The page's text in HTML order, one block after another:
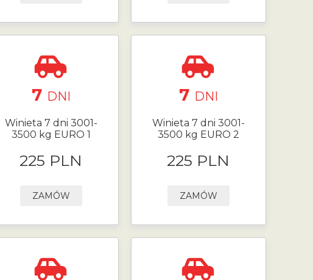
7 DNI
Winieta 7 dni 3001-
3500 kg EURO 1
225 PLN
ZAMÓW
7 DNI
Winieta 7 dni 3001-
3500 kg EURO 2
225 PLN
ZAMÓW